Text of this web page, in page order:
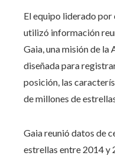
El equipo liderado
utilizó información
Gaia, una misión de la
diseñada para
posición, las
de millones de
Gaia reunió datos de
estrellas entre 2014 y